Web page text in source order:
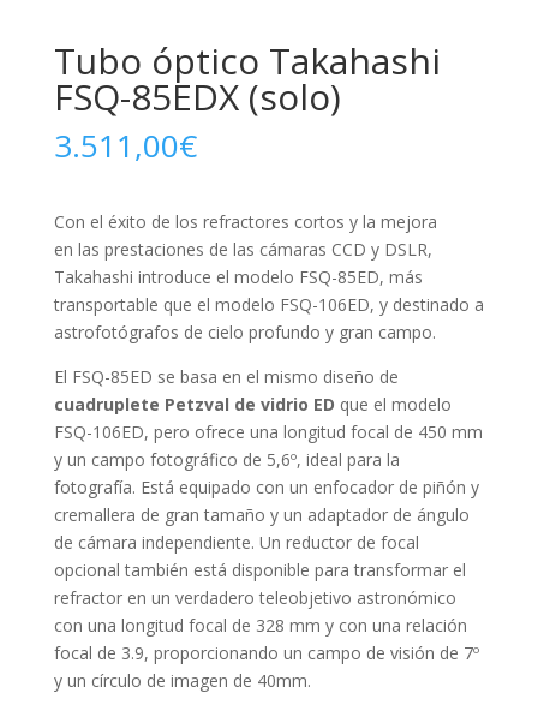
Tubo óptico Takahashi
FSQ-85EDX (solo)
3.511,00€
Con el éxito de los refractores cortos y la mejora
en las prestaciones de las cámaras CCD y DSLR,
Takahashi introduce el modelo FSQ-85ED, más
transportable que el modelo FSQ-106ED, y destinado a
astrofotógrafos de cielo profundo y gran campo.
El FSQ-85ED se basa en el mismo diseño de
cuadruplete Petzval de vidrio ED que el modelo
FSQ-106ED, pero ofrece una longitud focal de 450 mm
y un campo fotográfico de 5,6º, ideal para la
fotografía. Está equipado con un enfocador de piñón y
cremallera de gran tamaño y un adaptador de ángulo
de cámara independiente. Un reductor de focal
opcional también está disponible para transformar el
refractor en un verdadero teleobjetivo astronómico
con una longitud focal de 328 mm y con una relación
focal de 3.9, proporcionando un campo de visión de 7º
y un círculo de imagen de 40mm.